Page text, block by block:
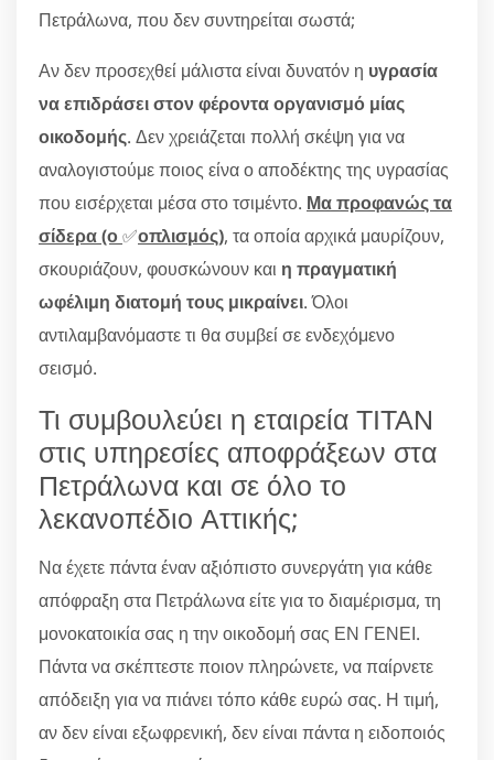
Πετράλωνα, που δεν συντηρείται σωστά;
Αν δεν προσεχθεί μάλιστα είναι δυνατόν η υγρασία
να επιδράσει στον φέροντα οργανισμό μίας
οικοδομής. Δεν χρειάζεται πολλή σκέψη για να
αναλογιστούμε ποιος είνα ο αποδέκτης της υγρασίας
που εισέρχεται μέσα στο τσιμέντο. Μα προφανώς τα
σίδερα (ο✅οπλισμός), τα οποία αρχικά μαυρίζουν,
σκουριάζουν, φουσκώνουν και η πραγματική
ωφέλιμη διατομή τους μικραίνει. Όλοι
αντιλαμβανόμαστε τι θα συμβεί σε ενδεχόμενο
σεισμό.
Τι συμβουλεύει η εταιρεία ΤΙΤΑΝ
στις υπηρεσίες αποφράξεων στα
Πετράλωνα και σε όλο το
λεκανοπέδιο Αττικής;
Να έχετε πάντα έναν αξιόπιστο συνεργάτη για κάθε
απόφραξη στα Πετράλωνα είτε για το διαμέρισμα, τη
μονοκατοικία σας η την οικοδομή σας ΕΝ ΓΕΝΕΙ.
Πάντα να σκέπτεστε ποιον πληρώνετε, να παίρνετε
απόδειξη για να πιάνει τόπο κάθε ευρώ σας. Η τιμή,
αν δεν είναι εξωφρενική, δεν είναι πάντα η ειδοποιός